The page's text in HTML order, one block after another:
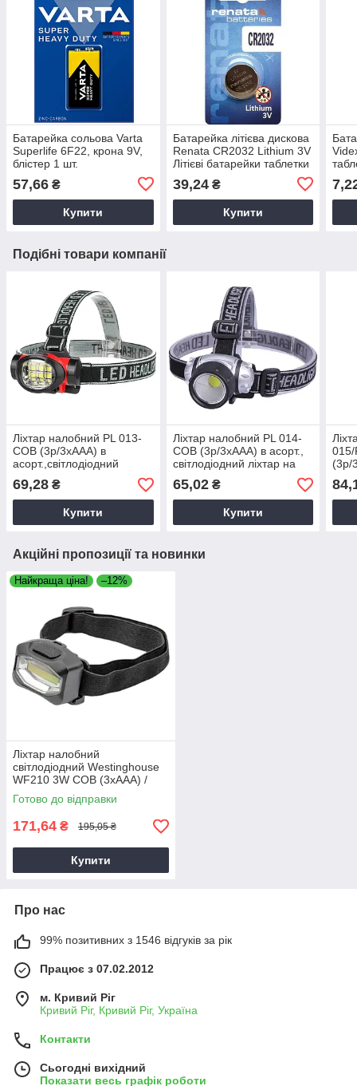
Батарейка сольова Varta
Superlife 6F22, крона 9V,
блістер 1 шт.
57,66 ₴
Купити
Батарейка літієва дискова
Renata CR2032 Lithium 3V
Літієві батарейки таблетки
39,24₴
Купити
Подібні товари компанії
Ліхтар налобний PL 013-
COB (3р/3хААА) в
асорт.,світлодіодний
ліхтар на батарейках
69,28 ₴
Купити
Ліхтар налобний PL 014-
COB (3р/3хААА) в асорт.,
світлодіодний ліхтар на
батарейках
65,02₴
Купити
015/
(3р/
Акційні пропозиції та новинки
Найкраща ціна! –12%
Ліхтар налобний
світлодіодний Westinghouse
WF210 3W COB (3хААА) /
Ліхтарик на лоб
Готово до відправки
171,64 ₴ 195,05 ₴
Купити
Про нас
99% позитивних з 1546 відгуків за рік
Працює з 07.02.2012
м. Кривий Ріг
Кривий Ріг, Кривий Ріг, Україна
Контакти
Сьогодні вихідний
Показати весь графік роботи